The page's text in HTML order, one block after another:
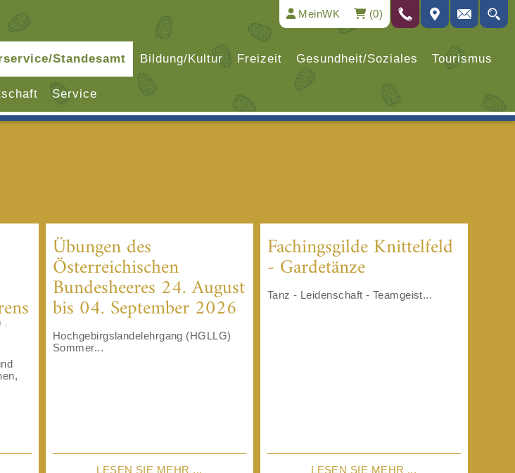
MeinWK (0)
Standesamt Bildung/Kultur Freizeit Gesundheit/Soziales Tourismus
Service
-
Übungen des
Österreichischen
Bundesheeres 24. August
bis 04. September 2026
Hochgebirgslandelehrgang (HGLLG)
Sommer...
LESEN SIE MEHR ...
Fachingsgilde Knittelfeld
- Gardetänze
Tanz - Leidenschaft - Teamgeist...
LESEN SIE MEHR ...